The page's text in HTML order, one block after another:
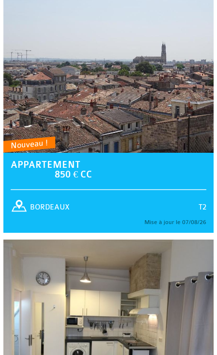
Nouveau !
APPARTEMENT
850 € CC
T2
BORDEAUX
Mise à jour le 07/08/26